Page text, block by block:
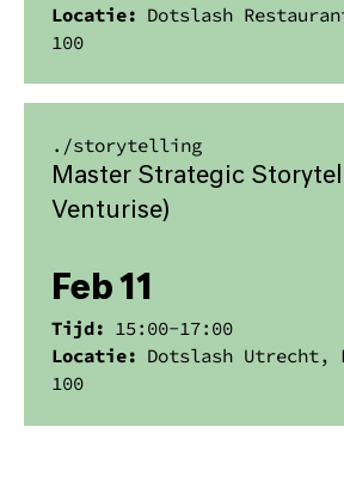
Locatie: Dotslash
100
./storytelling
Master Strategic
Venturise)
Feb 11
Tijd: 15:00-17:00
Locatie: Dotslash Utrecht,
100